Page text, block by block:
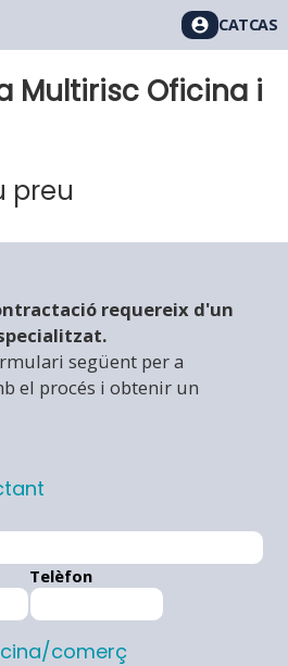
CATCAS
Multirisc Oficina i
preu
requereix d'un
següent per a
el procés i obtenir un
Telèfon
comerç